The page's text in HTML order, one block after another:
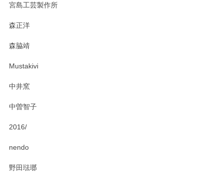
おかけしました。 ありがとうございます。
宮島工芸製作所
森正洋
森脇靖
Mustakivi
中井窯
中曽智子
2016/
nendo
野田琺瑯